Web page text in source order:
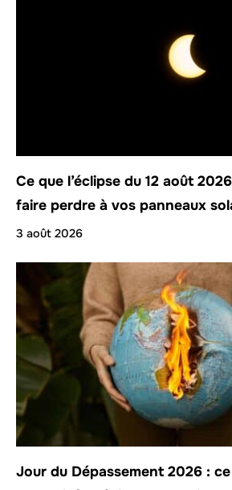
Ce que l’éclipse du 12 août
faire perdre à vos panneaux
3 août 2026
Jour du Dépassement 2026 :